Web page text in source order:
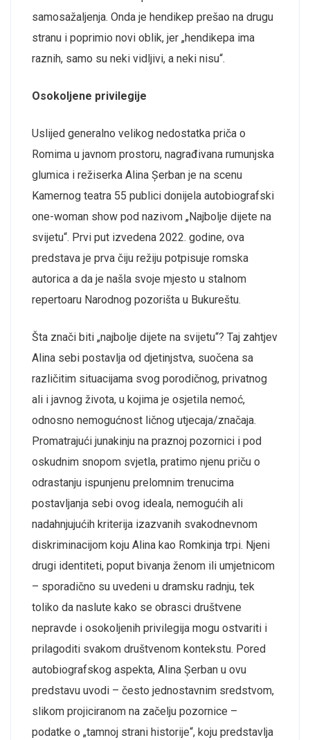
samosažaljenja. Onda je hendikep prešao na drugu
stranu i poprimio novi oblik, jer „hendikepa ima
raznih, samo su neki vidljivi, a neki nisu“.
Osokoljene privilegije
Uslijed generalno velikog nedostatka priča o
Romima u javnom prostoru, nagrađivana rumunjska
glumica i režiserka Alina Șerban je na scenu
Kamernog teatra 55 publici donijela autobiografski
one-woman show pod nazivom „Najbolje dijete na
svijetu“. Prvi put izvedena 2022. godine, ova
predstava je prva čiju režiju potpisuje romska
autorica a da je našla svoje mjesto u stalnom
repertoaru Narodnog pozorišta u Bukureštu.
Šta znači biti „najbolje dijete na svijetu“? Taj zahtjev
Alina sebi postavlja od djetinjstva, suočena sa
različitim situacijama svog porodičnog, privatnog
ali i javnog života, u kojima je osjetila nemoć,
odnosno nemogućnost ličnog utjecaja/značaja.
Promatrajući junakinju na praznoj pozornici i pod
oskudnim snopom svjetla, pratimo njenu priču o
odrastanju ispunjenu prelomnim trenucima
postavljanja sebi ovog ideala, nemogućih ali
nadahnjujućih kriterija izazvanih svakodnevnom
diskriminacijom koju Alina kao Romkinja trpi. Njeni
drugi identiteti, poput bivanja ženom ili umjetnicom
– sporadično su uvedeni u dramsku radnju, tek
toliko da naslute kako se obrasci društvene
nepravde i osokoljenih privilegija mogu ostvariti i
prilagoditi svakom društvenom kontekstu. Pored
autobiografskog aspekta, Alina Șerban u ovu
predstavu uvodi – često jednostavnim sredstvom,
slikom projiciranom na začelju pozornice –
podatke o „tamnoj strani historije“, koju predstavlja